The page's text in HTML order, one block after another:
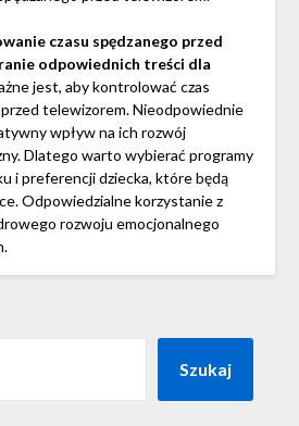
czasu spędzanego przed
odpowiednich treści dla
jest, aby kontrolować czas
przed telewizorem. Nieodpowiednie
wpływ na ich rozwój
Dlatego warto wybierać programy
i preferencji dziecka, które będą
Odpowiedzialne korzystanie z
rozwoju emocjonalnego
Szukaj